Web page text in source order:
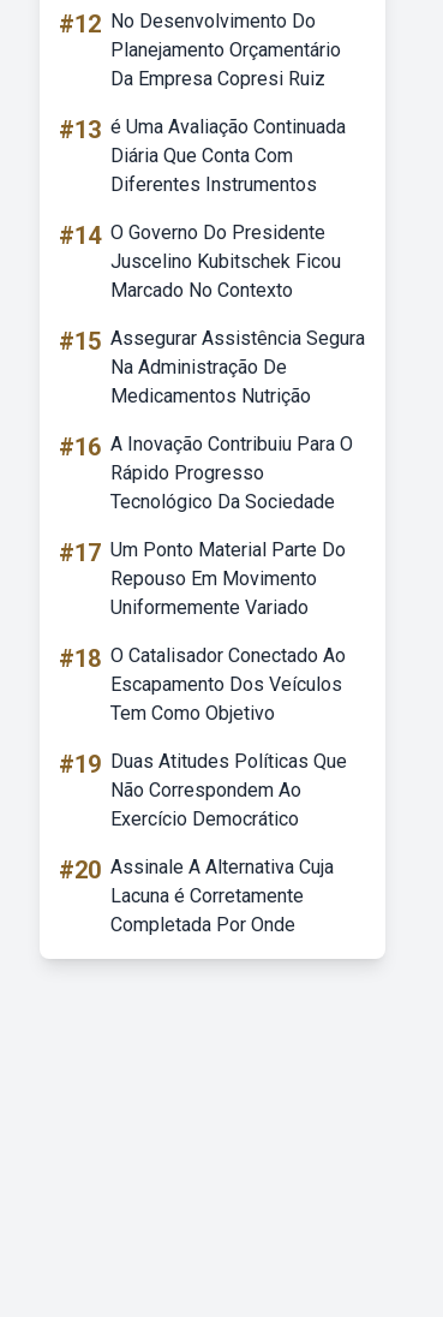
#12 No Desenvolvimento Do
Planejamento Orçamentário
Da Empresa Copresi Ruiz
#13 é Uma Avaliação Continuada
Diária Que Conta Com
Diferentes Instrumentos
#14 O Governo Do Presidente
Juscelino Kubitschek Ficou
Marcado No Contexto
#15 Assegurar Assistência Segura
Na Administração De
Medicamentos Nutrição
#16 A Inovação Contribuiu Para O
Rápido Progresso
Tecnológico Da Sociedade
#17 Um Ponto Material Parte Do
Repouso Em Movimento
Uniformemente Variado
#18 O Catalisador Conectado Ao
Escapamento Dos Veículos
Tem Como Objetivo
#19 Duas Atitudes Políticas Que
Não Correspondem Ao
Exercício Democrático
#20 Assinale A Alternativa Cuja
Lacuna é Corretamente
Completada Por Onde